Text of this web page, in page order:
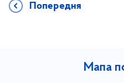
Попередня
Мапа